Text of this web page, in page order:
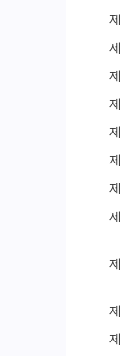
제
제
제
제
제
제
제
제
제
제
제